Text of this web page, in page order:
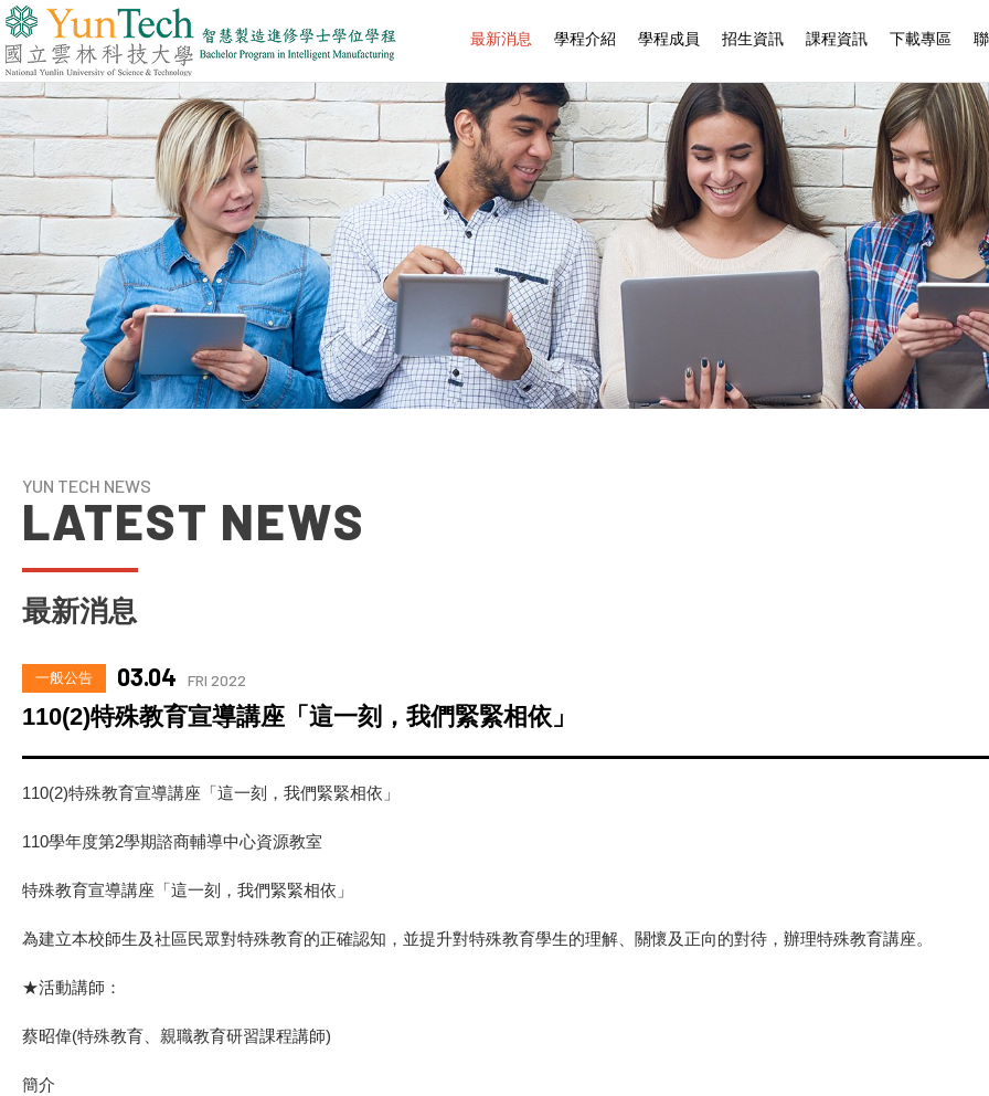
科
技
大
學
智
慧
科
院
智
慧
製
最新消息 學程介紹 學程成員 招生資訊 課程資訊 下載專區
YUN TECH NEWS
LATEST NEWS
最新消息
一般公告 03.04 FRI 2022
110(2)特殊教育宣導講座「這一刻，我們緊緊相依」
110(2)特殊教育宣導講座「這一刻，我們緊緊相依」
110學年度第2學期諮商輔導中心資源教室
特殊教育宣導講座「這一刻，我們緊緊相依」
為建立本校師生及社區民眾對特殊教育的正確認知，並提升對特殊教育學生的理解、關懷及正向的對待，辦理特殊教育講座。
★活動講師：
蔡昭偉(特殊教育、親職教育研習課程講師)
簡介